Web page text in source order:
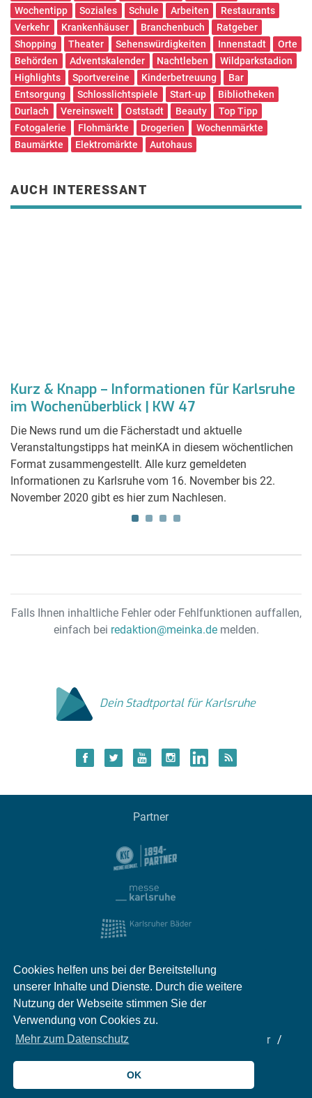
Cookies helfen uns bei der Bereitstellung
unserer Inhalte und Dienste. Durch die weitere
Nutzung der Webseite stimmen Sie der
Verwendung von Cookies zu.
Mehr zum Datenschutz
OK
Wochentipp
Soziales Schule Arbeiten
Restaurants
Verkehr
Krankenhäuser Branchenbuch
Ratgeber
Shopping
Theater Sehenswürdigkeiten Innenstadt
Orte
Behörden
Adventskalender Nachtleben
Wildparkstadion
Highlights
Sportvereine Kinderbetreuung
Bar
Entsorgung
Schlosslichtspiele Start-up
Bibliotheken
Durlach
Vereinswelt Oststadt Beauty
Top Tipp
Fotogalerie
Flohmärkte Drogerien
Wochenmärkte
Baumärkte
Elektromärkte Autohaus
AUCH INTERESSANT
Kurz & Knapp – Informationen für Karlsruhe
im Wochenüberblick | KW 47
Die News rund um die Fächerstadt und aktuelle
Veranstaltungstipps hat meinKA in diesem wöchentlichen
Format zusammengestellt. Alle kurz gemeldeten
Informationen zu Karlsruhe vom 16. November bis 22.
November 2020 gibt es hier zum Nachlesen.
Falls Ihnen inhaltliche Fehler oder Fehlfunktionen auffallen,
einfach bei redaktion@meinka.demelden.
Dein Stadtportal für Karlsruhe
Partner
Impressum Kontakt
Partner
© 2026 meinKA